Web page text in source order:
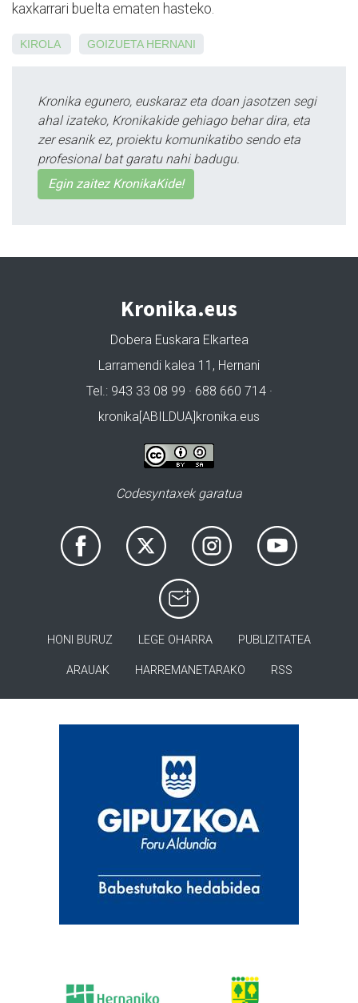
kaxkarrari buelta ematen hasteko.
KIROLA GOIZUETA HERNANI
Kronika egunero, euskaraz eta doan jasotzen segi
ahal izateko, Kronikakide gehiago behar dira, eta
zer esanik ez, proiektu komunikatibo sendo eta
profesional bat garatu nahi badugu.
Egin zaitez KronikaKide!
Kronika.eus
Dobera Euskara Elkartea
Larramendi kalea 11, Hernani
Tel.: 943 33 08 99 · 688 660 714 ·
kronika[ABILDUA]kronika.eus
Codesyntaxek garatua
HONI BURUZ LEGE OHARRA PUBLIZITATEA
ARAUAK HARREMANETARAKO RSS